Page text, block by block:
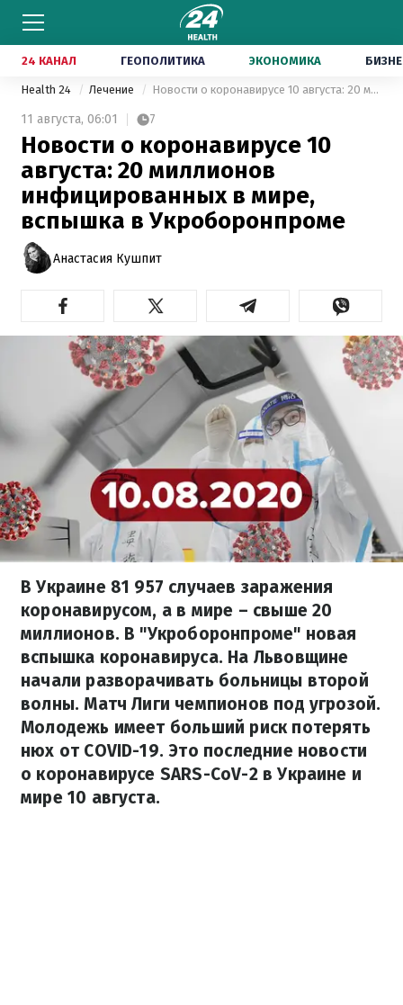
24 КАНАЛ ГЕОПОЛИТИКА ЭКОНОМИКА
Health 24 Лечение Новости о коронавирусе 10 августа: 20 миллионов инфицированных в мире, вспышка в Укроборонпроме
11 августа, 06:01 7
Новости о коронавирусе 10
августа: 20 миллионов
инфицированных в мире,
вспышка в Укроборонпроме
Анастасия Кушпит
В Украине 81 957 случаев заражения
коронавирусом, а в мире – свыше 20
миллионов. В "Укроборонпроме" новая
вспышка коронавируса. На Львовщине
начали разворачивать больницы второй
волны. Матч Лиги чемпионов под угрозой.
Молодежь имеет больший риск потерять
нюх от COVID-19. Это последние новости
о коронавирусе SARS-CoV-2 в Украине и
мире 10 августа.